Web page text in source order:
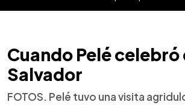
Cuando Pelé celebró
Salvador
FOTOS. Pelé tuvo una visita